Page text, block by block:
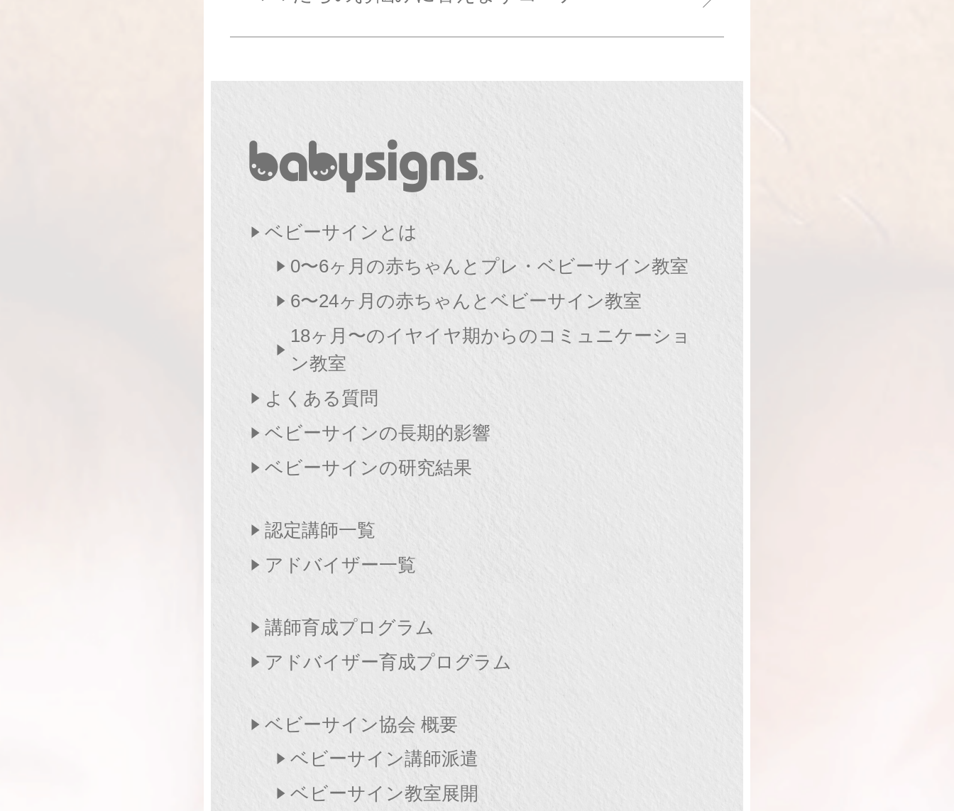
ベビーサインとは
0〜6ヶ月の赤ちゃんとプレ・ベビーサイン教室
6〜24ヶ月の赤ちゃんとベビーサイン教室
18ヶ月〜のイヤイヤ期からのコミュニケーショ
ン教室
よくある質問
ベビーサインの長期的影響
ベビーサインの研究結果
認定講師一覧
アドバイザー一覧
講師育成プログラム
アドバイザー育成プログラム
ベビーサイン協会 概要
ベビーサイン講師派遣
ベビーサイン教室展開